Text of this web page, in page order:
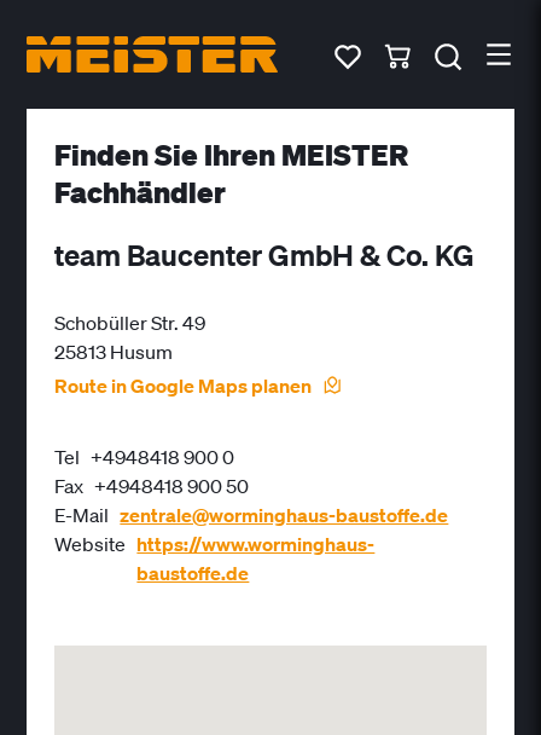
Finden Sie Ihren MEISTER
Fachhändler
team Baucenter GmbH & Co. KG
Schobüller Str. 49
25813 Husum
Route in Google Maps planen
Tel +4948418 900 0
Fax +4948418 900 50
E-Mail zentrale@worminghaus-baustoffe.de
Website https://www.worminghaus-
baustoffe.de